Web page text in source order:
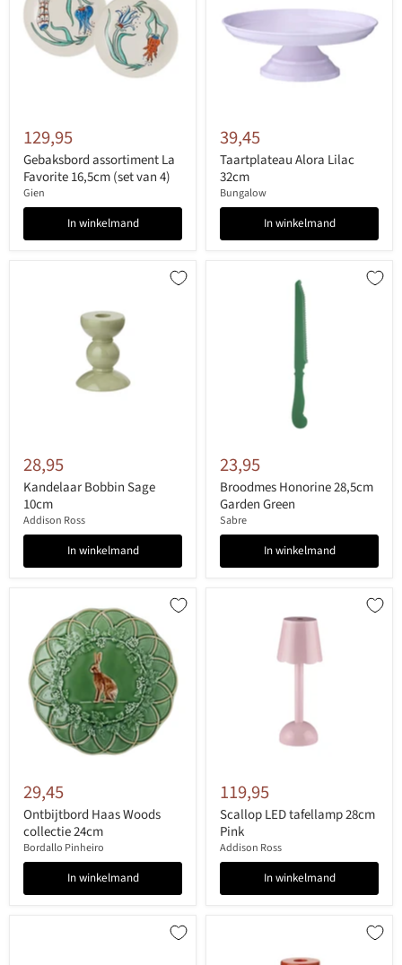
129,95
Gebaksbord assortiment La
Favorite 16,5cm (set van 4)
Gien
In winkelmand
39,45
Taartplateau Alora Lilac
32cm
Bungalow
In winkelmand
28,95
Kandelaar Bobbin Sage
10cm
Addison Ross
In winkelmand
23,95
Broodmes Honorine 28,5cm
Garden Green
Sabre
In winkelmand
29,45
Ontbijtbord Haas Woods
collectie 24cm
Bordallo Pinheiro
In winkelmand
119,95
Scallop LED tafellamp 28cm
Pink
Addison Ross
In winkelmand